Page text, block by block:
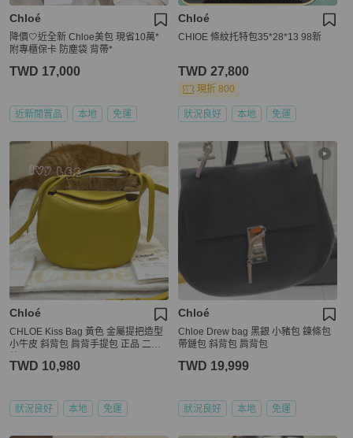
Chloé
降價🤍近全新 Chloe美包 現省10萬*
附專櫃保卡 防塵袋 背帶*
TWD 17,000
近新閒置品 本地 免運
Chloé
CHIOE 條紋托特包35*28*13 98新
TWD 27,800
現折 800
狀況良好 本地 免運
Chloé
CHLOE Kiss Bag 黃色 金屬提把造型
小牛皮 斜背包 肩背手提包 正品 二手
TWD 10,980
狀況良好 本地 免運
Chloé
Chloe Drew bag 黑銀 小豬包 鍊條包
帶鏈包 斜背包 肩背包
TWD 19,999
狀況良好 本地 免運